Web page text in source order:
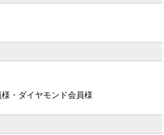
・ダイヤモンド会員様